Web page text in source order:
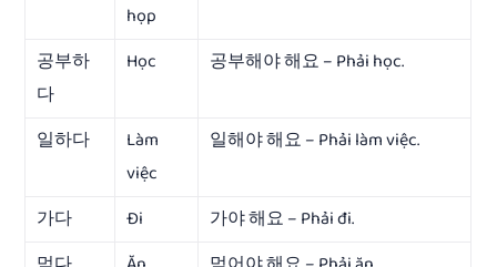
họp
공부하
다
Học 공부해야 해요 – Phải học.
일하다
Làm
việc
일해야 해요 – Phải làm việc.
가다 Đi
가야 해요 – Phải đi.